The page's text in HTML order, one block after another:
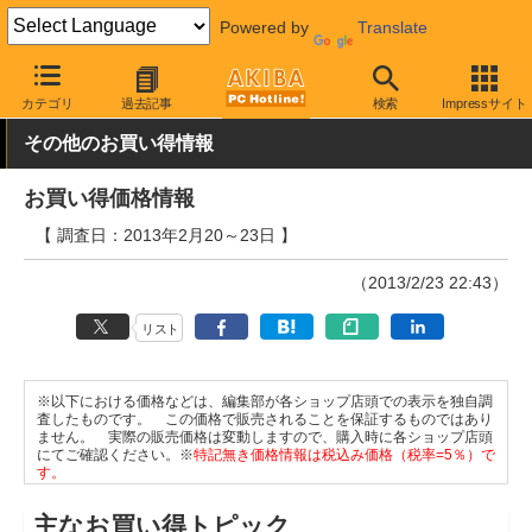
Powered by Translate
カテゴリ 過去記事 検索 Impressサイト
AKIBA PC Hotline! 秋葉原情報 価格情報 特価情報
その他のお買い得情報
お買い得価格情報
【 調査日：2013年2月20～23日 】
（2013/2/23 22:43）
リスト
※以下における価格などは、編集部が各ショップ店頭での表示を独自調
査したものです。 この価格で販売されることを保証するものではあり
ません。 実際の販売価格は変動しますので、購入時に各ショップ店頭
にてご確認ください。※特記無き価格情報は税込み価格（税率=5％）で
す。
主なお買い得トピック